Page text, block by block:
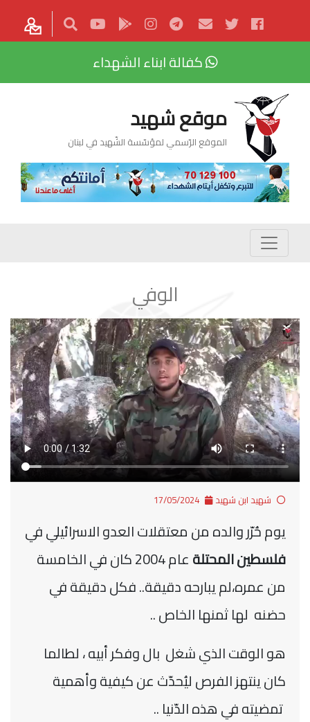
كفالة ابناء الشهداء
موقع شهيد
الموقع الرّسمي لمؤسّسة الشّهيد في لبنان
الوفي
شهيد ابن شهيد
يوم حُرّر والده من معتقلات العدو الاسرائيلي في
فلسطين المحتلة
عام 2004 كان في الخامسة
من عمره،لم يبارحه دقيقة..فكل دقيقة في
حضنه لها ثمنها الخاص ..
هو الوقت الذي شغل بال وفكر أبيه ، لطالما
كان ينتهز الفرص ليُحدّث عن كيفية وأهمية
تمضيته في هذه الدّنيا ..